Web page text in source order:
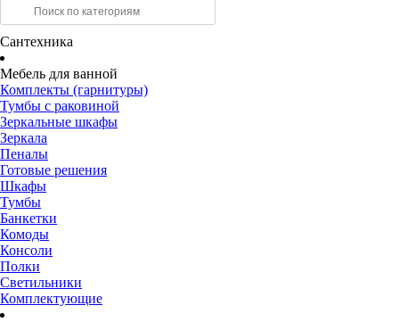
Сантехника
Мебель для ванной
Комплекты (гарнитуры)
Тумбы с раковиной
Зеркальные шкафы
Зеркала
Пеналы
Готовые решения
Шкафы
Тумбы
Банкетки
Комоды
Консоли
Полки
Светильники
Комплектующие